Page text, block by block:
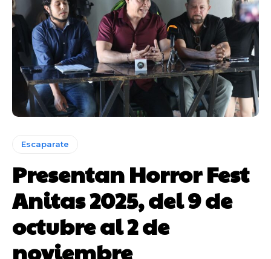
Escaparate
Presentan Horror Fest
Anitas 2025, del 9 de
octubre al 2 de
noviembre